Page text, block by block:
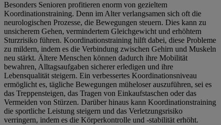
Besonders Senioren profitieren enorm von gezieltem
Koordinationstraining. Denn im Alter verlangsamen sich oft die
neurologischen Prozesse, die Bewegungen steuern. Dies kann zu
unsicherem Gehen, vermindertem Gleichgewicht und erhöhtem
Sturzrisiko führen. Koordinationstraining hilft dabei, diese Probleme
zu mildern, indem es die Verbindung zwischen Gehirn und Muskeln
neu stärkt. Ältere Menschen können dadurch ihre Mobilität
bewahren, Alltagsaufgaben sicherer erledigen und ihre
Lebensqualität steigern. Ein verbessertes Koordinationsniveau
ermöglicht es, tägliche Bewegungen müheloser auszuführen, sei es
das Treppensteigen, das Tragen von Einkaufstaschen oder das
Vermeiden von Stürzen. Darüber hinaus kann Koordinationstraining
die sportliche Leistung steigern und das Verletzungsrisiko
verringern, indem es die Körperkontrolle und -stabilität erhöht.